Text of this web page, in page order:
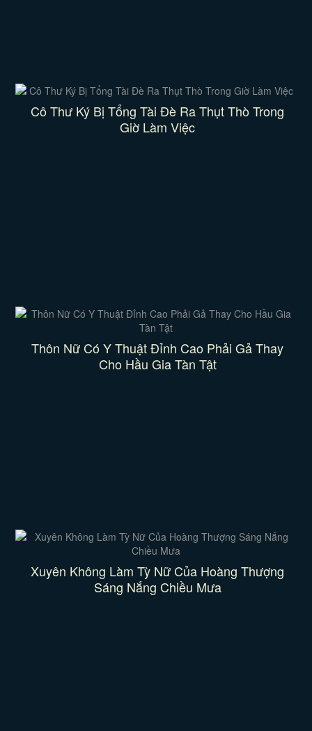
Cô Thư Ký Bị Tổng Tài Đè Ra Thụt Thò Trong
Giờ Làm Việc
Thôn Nữ Có Y Thuật Đỉnh Cao Phải Gả Thay
Cho Hầu Gia Tàn Tật
Xuyên Không Làm Tỳ Nữ Của Hoàng Thượng
Sáng Nắng Chiều Mưa